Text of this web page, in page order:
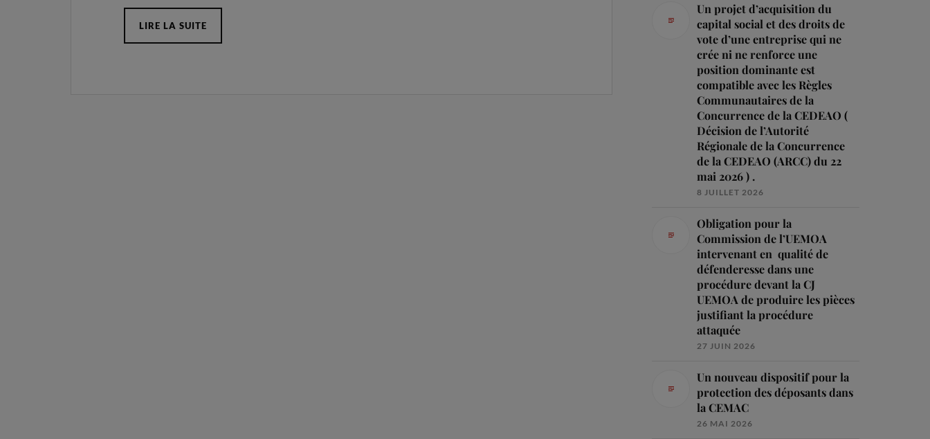
LIRE LA SUITE
Un projet d’acquisition du
capital social et des droits de
vote d’une entreprise qui ne
crée ni ne renforce une
position dominante est
compatible avec les Règles
Communautaires de la
Concurrence de la CEDEAO (
Décision de l’Autorité
Régionale de la Concurrence
de la CEDEAO (ARCC) du 22
mai 2026 ) .
8 JUILLET 2026
Obligation pour la
Commission de l’UEMOA
intervenant en qualité de
défenderesse dans une
procédure devant la CJ
UEMOA de produire les pièces
justifiant la procédure
attaquée
27 JUIN 2026
Un nouveau dispositif pour la
protection des déposants dans
la CEMAC
26 MAI 2026